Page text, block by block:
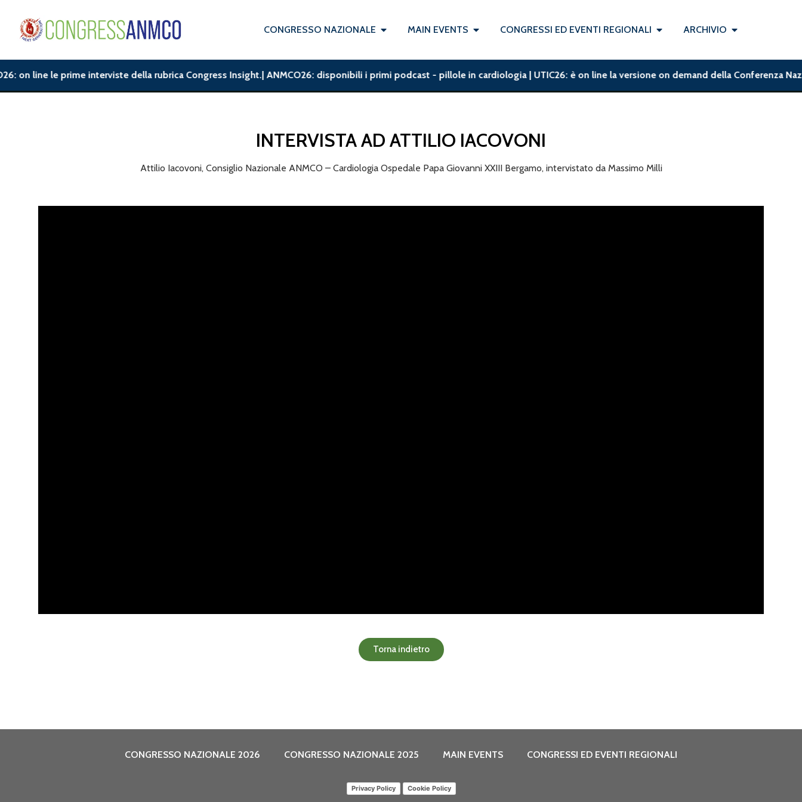
CONGRESSO NAZIONALE MAIN EVENTS CONGRESSI ED EVENTI REGIONALI ARCHIVIO
on line le prime interviste della rubrica Congress Insight.| ANMCO26: disponibili i primi podcast - pillole in cardiologia | UTIC26: è on line la versione on demand della Conferenza
INTERVISTA AD ATTILIO IACOVONI
Attilio Iacovoni, Consiglio Nazionale ANMCO – Cardiologia Ospedale Papa Giovanni XXIII Bergamo, intervistato da Massimo Milli
Torna indietro
CONGRESSO NAZIONALE 2026 CONGRESSO NAZIONALE 2025 MAIN EVENTS CONGRESSI ED EVENTI REGIONALI
Privacy Policy Cookie Policy